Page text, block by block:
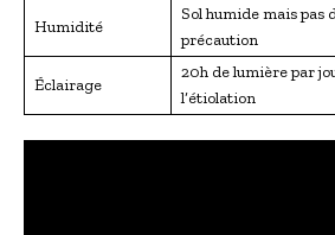
Humidité
Sol humide mais pas
précaution
Éclairage
20h de lumière par
l’étiolation